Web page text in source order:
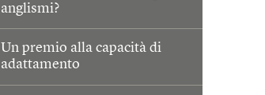
anglismi?
Un premio alla capacità di
adattamento